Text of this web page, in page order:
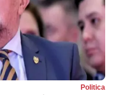
Politica